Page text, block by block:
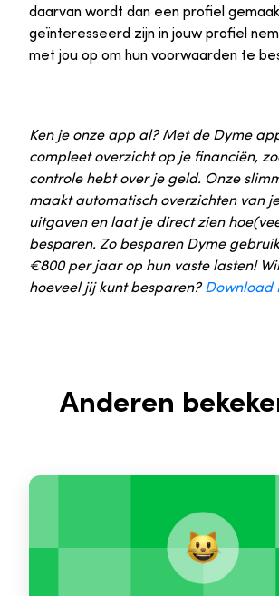
daarvan wordt dan een profiel
geïnteresseerd zijn in jouw profiel
met jou op om hun voorwaarden te
Ken je onze app al? Met de Dyme
compleet overzicht op je financiën,
controle hebt over je geld. Onze
maakt automatisch overzichten van
uitgaven en laat je direct zien
besparen. Zo besparen Dyme
€800 per jaar op hun vaste lasten!
hoeveel jij kunt besparen?Download
Anderen